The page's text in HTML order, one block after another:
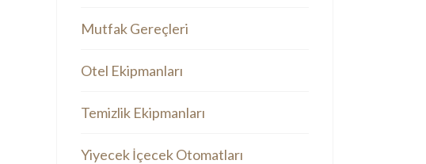
Mutfak Gereçleri
Otel Ekipmanları
Temizlik Ekipmanları
Yiyecek İçecek Otomatları